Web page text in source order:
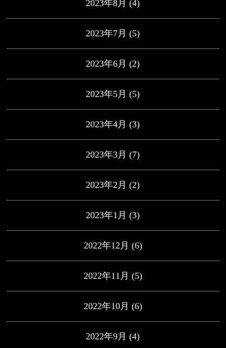
2023年8月 (4)
2023年7月 (5)
2023年6月 (2)
2023年5月 (5)
2023年4月 (3)
2023年3月 (7)
2023年2月 (2)
2023年1月 (3)
2022年12月 (6)
2022年11月 (5)
2022年10月 (6)
2022年9月 (4)